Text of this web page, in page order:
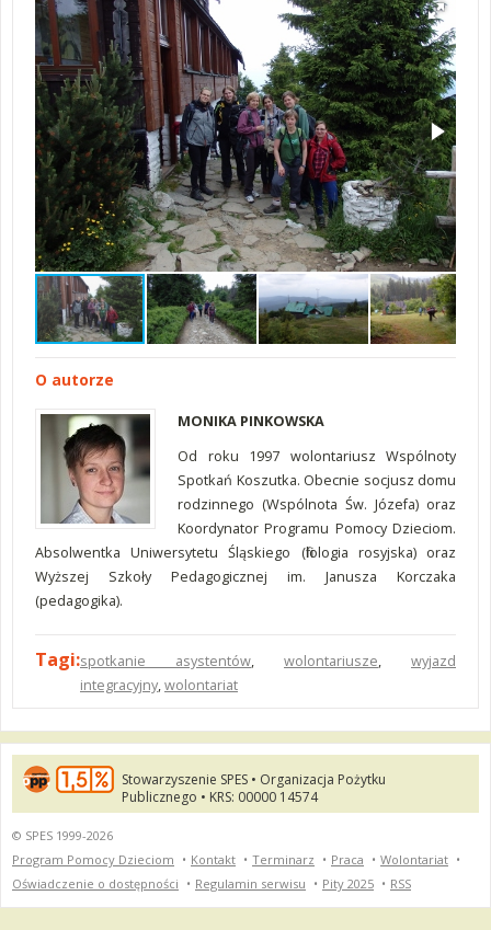
O autorze
MONIKA PINKOWSKA
Od roku 1997 wolontariusz Wspólnoty
Spotkań Koszutka. Obecnie socjusz domu
rodzinnego (Wspólnota Św. Józefa) oraz
Koordynator Programu Pomocy Dzieciom.
Absolwentka Uniwersytetu Śląskiego (filologia rosyjska) oraz
Wyższej Szkoły Pedagogicznej im. Janusza Korczaka
(pedagogika).
Tagi:spotkanie asystentów, wolontariusze, wyjazd
integracyjny,wolontariat
Stowarzyszenie SPES • Organizacja Pożytku
Publicznego • KRS: 00000 14574
© SPES 1999-2026
Program Pomocy Dzieciom • Kontakt • Terminarz • Praca • Wolontariat •
Oświadczenie o dostępności • Regulamin serwisu • Pity 2025 • RSS